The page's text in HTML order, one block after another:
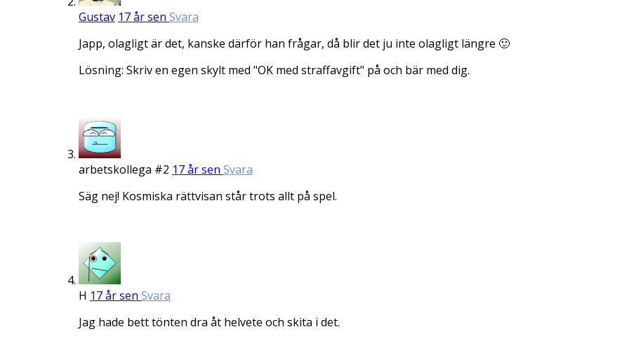
Gustav 17 år sen Svara
Japp, olagligt är det, kanske därför han frågar, då blir det ju inte olagligt längre 🙂
Lösning: Skriv en egen skylt med "OK med straffavgift" på och bär med dig.
arbetskollega #2 17 år sen Svara
Säg nej! Kosmiska rättvisan står trots allt på spel.
H 17 år sen Svara
Jag hade bett tönten dra åt helvete och skita i det.